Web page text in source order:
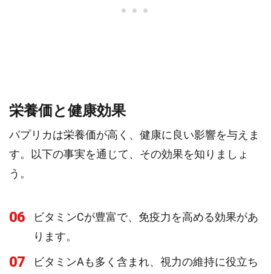
栄養価と健康効果
パプリカは栄養価が高く、健康に良い影響を与えま
す。以下の事実を通じて、その効果を知りましょ
う。
06
ビタミンCが豊富で、免疫力を高める効果があ
ります。
07
ビタミンAも多く含まれ、視力の維持に役立ち